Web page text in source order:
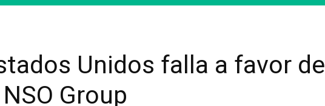
Unidos falla a favor de
Group